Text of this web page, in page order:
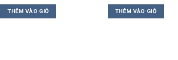
THÊM VÀO GIỎ THÊM VÀO GIỎ